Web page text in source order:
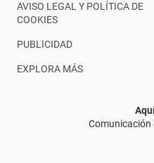
AVISO LEGAL Y POLÍTICA DE
COOKIES
PUBLICIDAD
EXPLORA MÁS
Comunicación